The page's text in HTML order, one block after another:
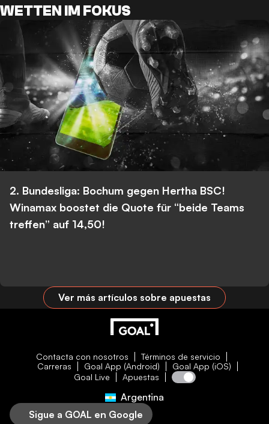
WETTEN IM FOKUS
2. Bundesliga: Bochum gegen Hertha BSC!
Winamax boostet die Quote für “beide Teams
treffen” auf 14,50!
Ver más artículos sobre apuestas
Contacta con nosotros
Términos de servicio
Carreras
Goal App (Android)
Goal App (iOS)
Goal Live
Apuestas
Argentina
Sigue a GOAL en Google